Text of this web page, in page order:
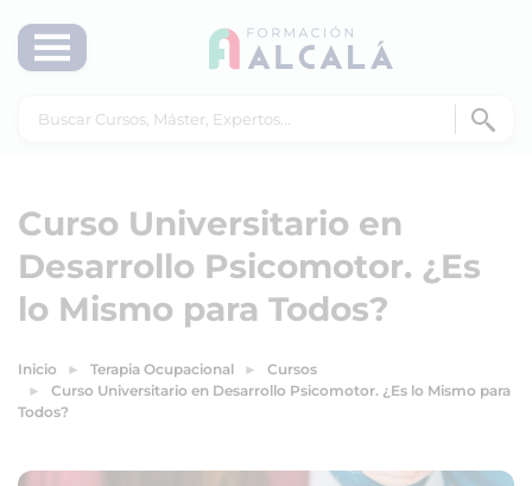
Curso Universitario en
Desarrollo Psicomotor. ¿Es
lo Mismo para Todos?
Inicio Terapia Ocupacional
Cursos
Curso Universitario en Desarrollo Psicomotor. ¿Es lo Mismo para
Todos?